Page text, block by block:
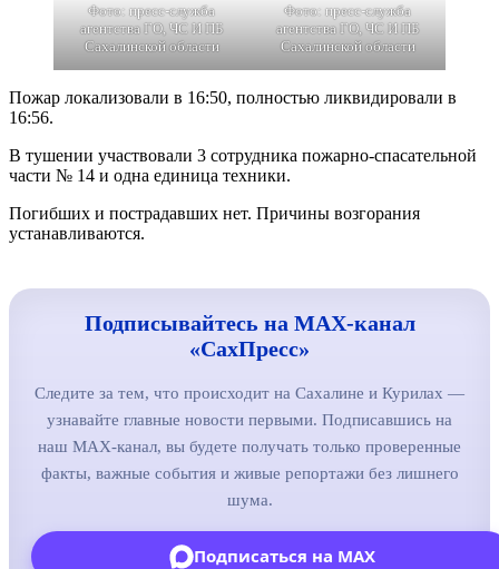
Фото: пресс-служба
агентства ГО, ЧС И ПБ
Сахалинской области
Фото: пресс-служба
агентства ГО, ЧС И ПБ
Сахалинской области
Пожар локализовали в 16:50, полностью ликвидировали в
16:56.
В тушении участвовали 3 сотрудника пожарно-спасательной
части № 14 и одна единица техники.
Погибших и пострадавших нет. Причины возгорания
устанавливаются.
Подписывайтесь на MAX-канал
«СахПресс»
Следите за тем, что происходит на Сахалине и Курилах —
узнавайте главные новости первыми. Подписавшись на
наш MAX-канал, вы будете получать только проверенные
факты, важные события и живые репортажи без лишнего
шума.
Подписаться на MAX